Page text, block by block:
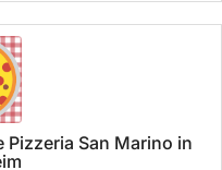
Pizzeria San Marino in